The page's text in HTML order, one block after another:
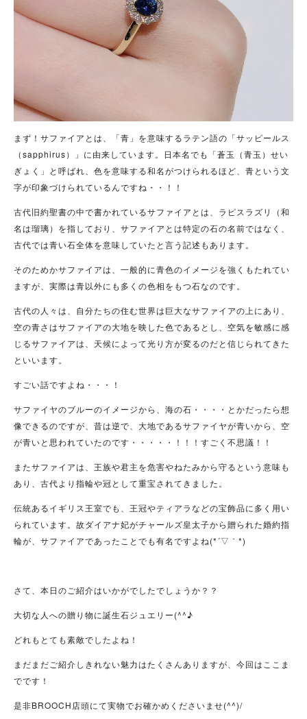
まず！サファイアとは、「青」を意味するラテン語の「サッピールス
（sapphirus）」に由来しています。日本名でも「蒼玉（青玉）せい
ぎょく」と呼ばれ、色を意味する和名がつけられるほど、青という文
字が印象づけられているんですね・・！！
古代旧約聖書の中で書かれているサファイアとは、ラピスラズリ（和
名は瑠璃）を指しており、サファイアとは特定の石の名前ではなく、
古代では青い石全体を意味していたと言う記述もあります。
そのためかサファイアは、一般的に青色のイメージを強くもたれてい
ますが、実際は青以外にも多くの色相をもつ石なのです。
古代の人々は、自分たちの住む世界は巨大なサファイアの上にあり、
空の青さはサファイアの大地を映した色であるとし、空気を敏感に感
じるサファイアは、天候によって光り方が変るのだと信じられてきた
といいます。
すごい話ですよね・・・！
サファイヤのブルーのイメージから、海の石・・・・とかだったら想
像できるのですが、昔は逆で、大地であるサファイヤが青いから、空
が青いと思われていたのです・・・・・！！！すごく不思議！！
またサファイアは、王族や君主を危害やねたみから守るという意味も
あり、古代より指輪や冠として重宝されてきました。
伝統あるイギリス王室でも、王冠やティアラなどの宝飾品に多く用い
られています。故ダイアナ妃がチャールズ皇太子から贈られた婚約指
輪が、サファイアであったことでも有名ですよね(*´▽｀*)
さて、本日のご紹介はいかがでしたでしょうか？？
大切な人への贈り物に誕生石ジュエリー(^^♪
どれもとても素敵でしたよね！
まだまだご紹介しきれない魅力はたくさんありますが、今回はここま
でです！
是非BROOCH店頭にて実物でお確かめくださいませ(^^)/